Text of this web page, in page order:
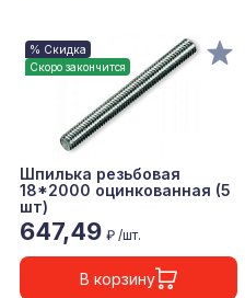
% Скидка
Скоро закончится
Шпилька резьбовая
18*2000 оцинкованная (5
шт)
647,49 ₽ /шт.
В корзину